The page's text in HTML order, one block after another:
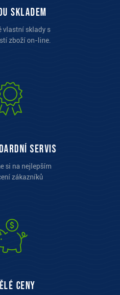
skladem
vlastní sklady s
zboží on-line.
servis
si na nejlepším
zákazníků
ceny